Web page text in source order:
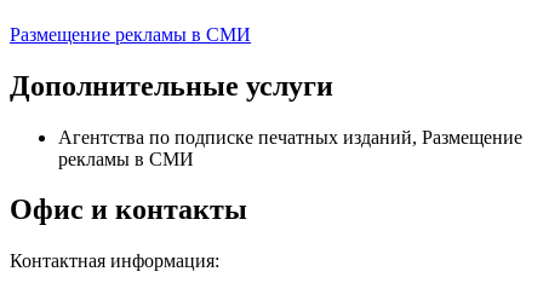
Размещение рекламы в СМИ
Дополнительные услуги
Агентства по подписке печатных изданий, Размещение
рекламы в СМИ
Офис и контакты
Контактная информация: